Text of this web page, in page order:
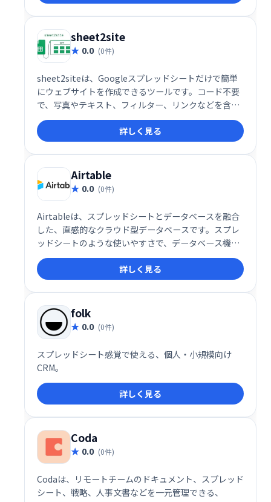
sheet2site
0.0 (0件)
sheet2siteは、Googleスプレッドシートだけで簡単
にウェブサイトを作成できるツールです。コード不要
で、写真やテキスト、フィルター、リンクなどを含む
本格的なウェブサイトを構築できます。直感的な操作
で、手軽に独自のWebサイトを公開しましょう。
詳しく見る
Airtable
0.0 (0件)
Airtableは、スプレッドシートとデータベースを融合
した、直感的なクラウド型データベースです。スプレ
ッドシートのような使いやすさで、データベース機能
を備え、チームでの共同作業もスムーズに行えます。
様々なアプリとの連携も可能で、業務効率化に最適な
ツールです。初心者にもおすすめで、手軽にデータベ
ースを活用したい方におすすめです。
詳しく見る
folk
0.0 (0件)
スプレッドシート感覚で使える、個人・小規模向け
CRM。
詳しく見る
Coda
0.0 (0件)
Codaは、リモートチームのドキュメント、スプレッド
シート、戦略、人事文書などを一元管理できる、